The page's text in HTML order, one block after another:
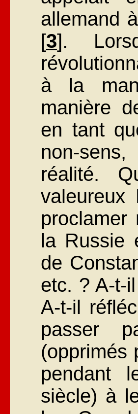
allemand
[3].
à la
manière
en tant
non-
réalité.
valeureux
proclamer
la Russie
de
etc. ? A-t-
A-t-il
passer
(opprimés
pendant
siècle) à